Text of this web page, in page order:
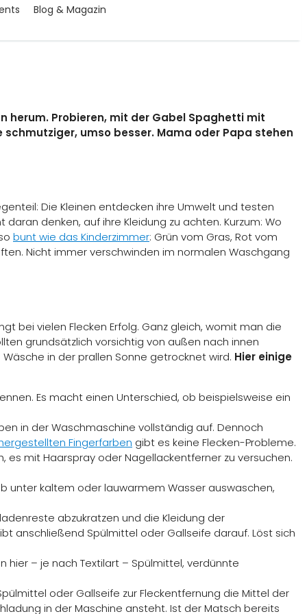
Blog & Magazin
herum. Probieren, mit der Gabel Spaghetti mit
umso besser. Mama oder Papa stehen
Die Kleinen entdecken ihre Umwelt und testen
denken, auf ihre Kleidung zu achten. Kurzum: Wo
bunt wie das Kinderzimmer: Grün vom Gras, Rot vom
Nicht immer verschwinden im normalen Waschgang
bei vielen Flecken Erfolg. Ganz gleich, womit man die
grundsätzlich vorsichtig von außen nach innen
in der prallen Sonne getrocknet wird. Hier einige
Es macht einen Unterschied, ob beispielsweise ein
in der Waschmaschine vollständig auf. Dennoch
Fingerfarben gibt es keine Flecken-Probleme.
es mit Haarspray oder Nagellackentferner zu versuchen.
unter kaltem oder lauwarmem Wasser auswaschen,
abzukratzen und die Kleidung der
anschließend Spülmittel oder Gallseife darauf. Löst sich
hier – je nach Textilart – Spülmittel, verdünnte
oder Gallseife zur Fleckentfernung die Mittel der
in der Maschine ansteht. Ist der Matsch bereits